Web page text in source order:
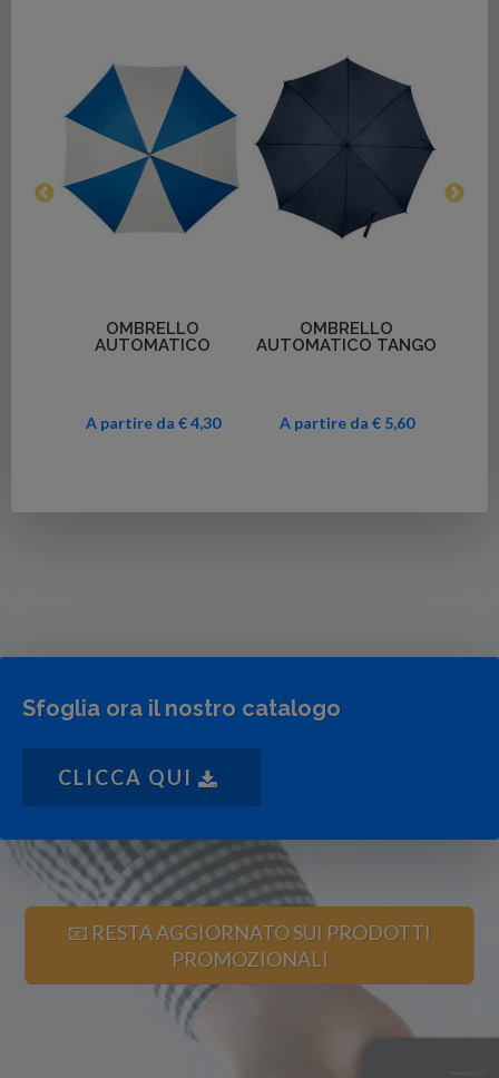
Dettagli
OMBRELLO
AUTOMATICO TANGO
A partire da € 5,60
Dettagli
MINI OMBRELLO PICO
A partire da € 3,69
Sfoglia ora il nostro catalogo
CLICCA QUI
📧 RESTA AGGIORNATO SUI PRODOTTI
PROMOZIONALI